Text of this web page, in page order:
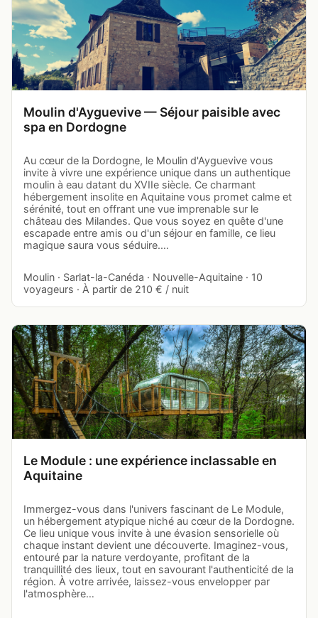
Moulin d'Ayguevive — Séjour paisible avec
spa en Dordogne
Au cœur de la Dordogne, le Moulin d'Ayguevive vous
invite à vivre une expérience unique dans un authentique
moulin à eau datant du XVIIe siècle. Ce charmant
hébergement insolite en Aquitaine vous promet calme et
sérénité, tout en offrant une vue imprenable sur le
château des Milandes. Que vous soyez en quête d'une
escapade entre amis ou d'un séjour en famille, ce lieu
magique saura vous séduire.…
Moulin · Sarlat-la-Canéda · Nouvelle-Aquitaine · 10
voyageurs · À partir de 210 € / nuit
Le Module : une expérience inclassable en
Aquitaine
Immergez-vous dans l'univers fascinant de Le Module,
un hébergement atypique niché au cœur de la Dordogne.
Ce lieu unique vous invite à une évasion sensorielle où
chaque instant devient une découverte. Imaginez-vous,
entouré par la nature verdoyante, profitant de la
tranquillité des lieux, tout en savourant l'authenticité de la
région. À votre arrivée, laissez-vous envelopper par
l'atmosphère…